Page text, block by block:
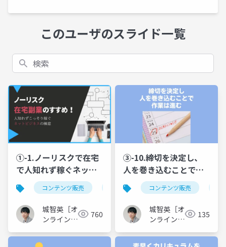
このユーザのスライド一覧
検索
①-1.ノーリスクで在宅
で人知れず稼ぐネット
ビジネスの始め方@ノ
ーリスク在宅副業のす
すめ！人知れずこっそ
り稼ぐネットビジネス
の極意
コンテンツ販売 在宅ビジネス
城智英［オ
ンライン講
ター］
760
③-10.締切を決定し、
人を巻き込むことで作
業は進む@受講生が満
足しファン化するオン
ライン講座カリキュラ
ムの作り方！アウトラ
インを作り込む台本制
作で「話せない…」を
コンテンツ販売
城智英［オ
ンライン講
ター］
135